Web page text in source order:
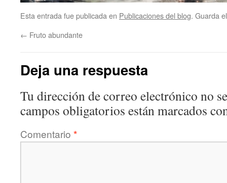
Esta entrada fue publicada en Publicaciones del blog. Guarda
← Fruto abundante
Deja una respuesta
Tu dirección de correo electrónico no
campos obligatorios están marcados
Comentario *